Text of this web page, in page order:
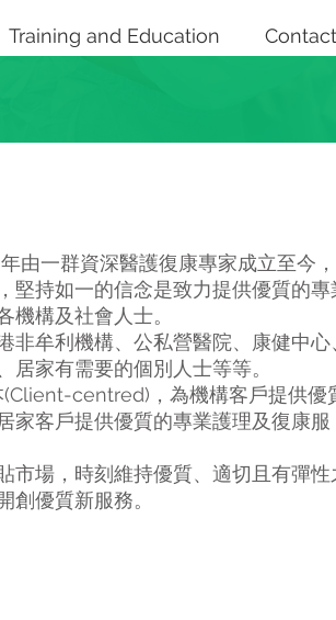
Training and Education
由一群資深醫護復康專家成立至今
堅持如一的信念是致力提供優質的專
機構及社會人士。
非牟利機構、公私營醫院、康健中心
居家有需要的個別人士等等。
(Client-centred)，為機構客戶提供優
家客戶提供優質的專業護理及復康服
市場，時刻維持優質、適切且有彈性
創優質新服務。